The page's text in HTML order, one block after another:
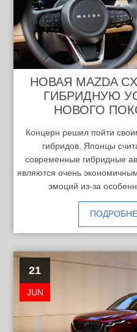
НОВАЯ MAZDA
ГИБРИДНУЮ
НОВОГО
Концерн решил пойти
гибридов. Японцы
современные гибридные
являются очень
эмоций из-за
21
JUN